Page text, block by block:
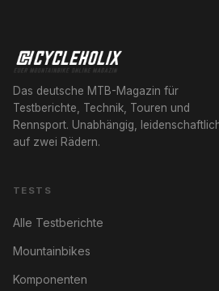
Das deutsche MTB-Magazin für
Testberichte, Technik, Touren und
Rennsport. Unabhängig,
auf zwei Rädern.
TESTS
Alle Testberichte
Mountainbikes
Komponenten